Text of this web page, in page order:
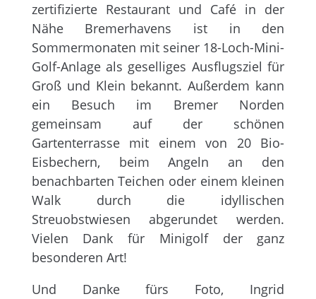
zertifizierte Restaurant und Café in der
Nähe Bremerhavens ist in den
Sommermonaten mit seiner 18-Loch-Mini-
Golf-Anlage als geselliges Ausflugsziel für
Groß und Klein bekannt. Außerdem kann
ein Besuch im Bremer Norden
gemeinsam auf der schönen
Gartenterrasse mit einem von 20 Bio-
Eisbechern, beim Angeln an den
benachbarten Teichen oder einem kleinen
Walk durch die idyllischen
Streuobstwiesen abgerundet werden.
Vielen Dank für Minigolf der ganz
besonderen Art!
Und Danke fürs Foto, Ingrid